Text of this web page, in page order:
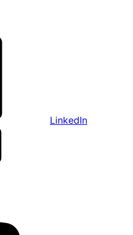
LinkedIn